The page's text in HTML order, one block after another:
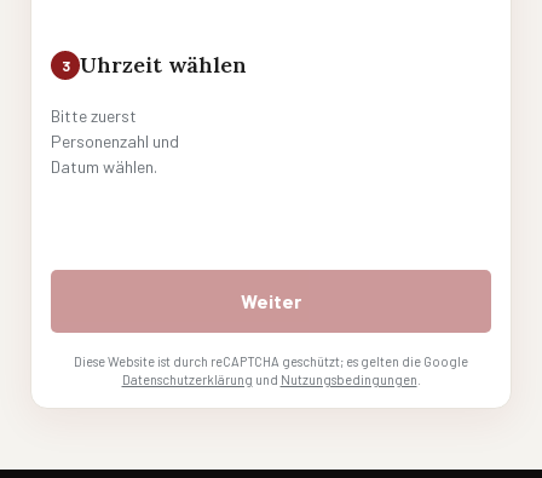
3 Uhrzeit wählen
Bitte zuerst
Personenzahl und
Datum wählen.
Weiter
Diese Website ist durch reCAPTCHA geschützt; es gelten die Google
Datenschutzerklärung und Nutzungsbedingungen